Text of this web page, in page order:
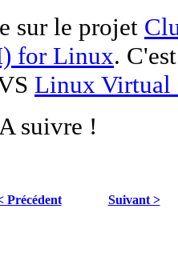
sur le projet
for Linux.
Linux Virtual
suivre !
Précédent
Suivant >